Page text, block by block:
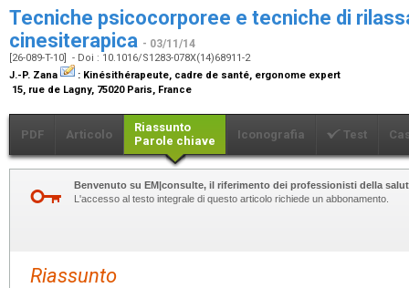
Tecniche psicocorporee e tecniche di
cinesiterapica - 03/11/14
[26-089-T-10] - Doi : 10.1016/S1283-078X(14)68911-2
J.-P. Zana
: Kinésithérapeute, cadre de santé, ergonome expert
15, rue de Lagny, 75020 Paris, France
PDF Articolo
Riassunto
Parole chiave
Iconografia Test
Benvenuto su EM|consulte, il riferimento dei professionisti della
L'accesso al testo integrale di questo articolo richiede un abbonamento.
Riassunto